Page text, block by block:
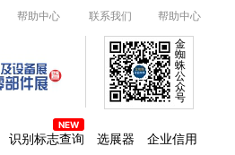
帮助中心 联系我们 帮助中心
识别标志查询 选展器 企业信用
金
蜘
蛛
公
众
号